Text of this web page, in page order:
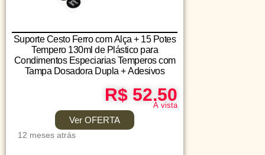
Suporte Cesto Ferro com Alça + 15 Potes
Tempero 130ml de Plástico para
Condimentos Especiarias Temperos com
Tampa Dosadora Dupla + Adesivos
R$ 52.50
Á vista
Ver OFERTA
12 meses atrás